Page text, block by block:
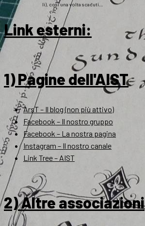
lì), così una volta scaduti…
Link esterni:
1) Pagine dell'AIST
ArsT – Il blog (non più attivo)
Facebook – Il nostro gruppo
Facebook – La nostra pagina
Instagram – Il nostro canale
Link Tree – AIST
2) Altre associazioni